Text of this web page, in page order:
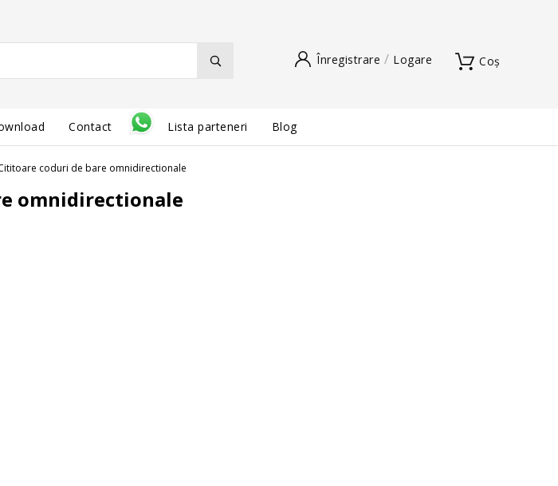
Coș
Înregistrare Logare
Contact Lista parteneri Blog
coduri de bare omnidirectionale
omnidirectionale